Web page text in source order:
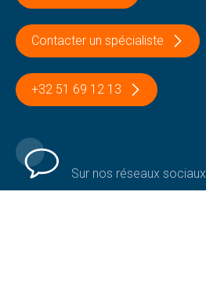
Contacter un spécialiste
+32 51 69 12 13
Sur nos réseaux sociaux